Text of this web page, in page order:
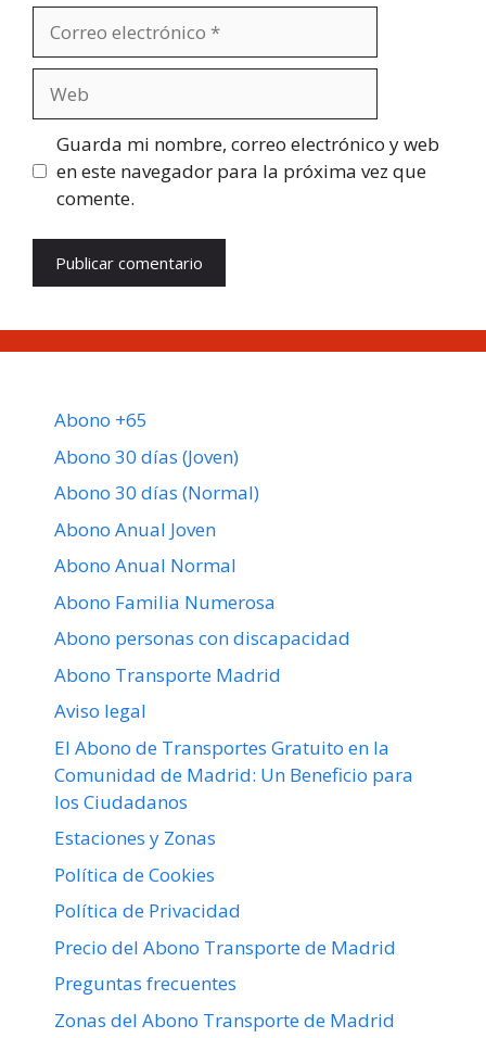
electrónico
Guarda mi nombre, correo electrónico y web
en este navegador para la próxima vez que
comente.
Abono +65
Abono 30 días (Joven)
Abono 30 días (Normal)
Abono Anual Joven
Abono Anual Normal
Abono Familia Numerosa
Abono personas con discapacidad
Abono Transporte Madrid
Aviso legal
El Abono de Transportes Gratuito en la
Comunidad de Madrid: Un Beneficio para
los Ciudadanos
Estaciones y Zonas
Política de Cookies
Política de Privacidad
Precio del Abono Transporte de Madrid
Preguntas frecuentes
Zonas del Abono Transporte de Madrid